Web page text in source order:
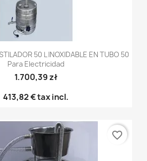
50 L INOXIDABLE EN TUBO 50
Para Electricidad
1.700,39 zł
413,82 €tax incl.
favorite_border